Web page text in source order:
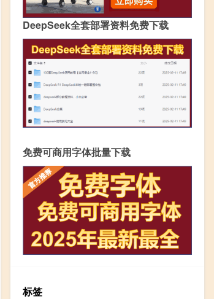
DeepSeek全套部署资料免费下载
免费可商用字体批量下载
标签